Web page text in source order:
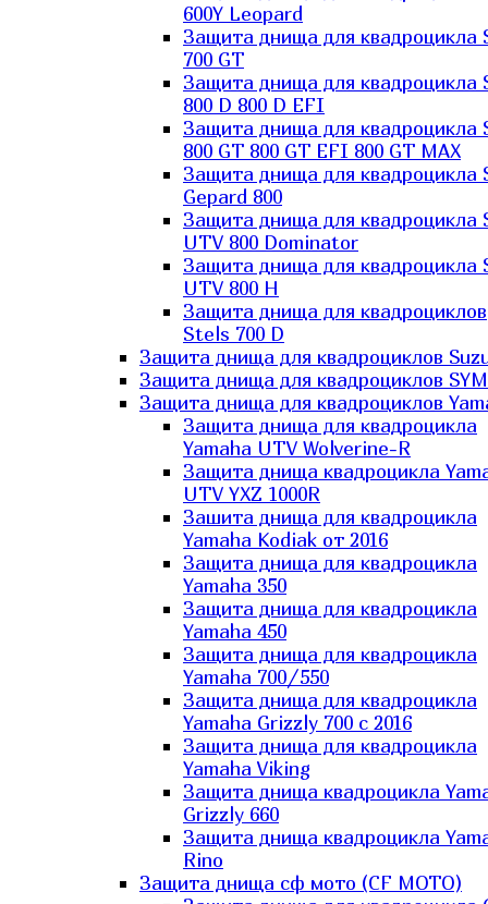
600Y Leopard
Защита днища для квадроцикла
700 GT
Защита днища для квадроцикла
800 D 800 D EFI
Защита днища для квадроцикла
800 GT 800 GT EFI 800 GT MAX
Защита днища для квадроцикла
Gepard 800
Защита днища для квадроцикла
UTV 800 Dominator
Защита днища для квадроцикла
UTV 800 H
Защита днища для квадроциклов
Stels 700 D
Защита днища для квадроциклов
Защита днища для квадроциклов SYM
Защита днища для квадроциклов
Защита днища для квадроцикла
Yamaha UTV Wolverine-R
Защита днища квадроцикла
UTV YXZ 1000R
Зашита днища для квадроцикла
Yamaha Kodiak от 2016
Защита днища для квадроцикла
Yamaha 350
Защита днища для квадроцикла
Yamaha 450
Защита днища для квадроцикла
Yamaha 700/550
Защита днища для квадроцикла
Yamaha Grizzly 700 с 2016
Защита днища для квадроцикла
Yamaha Viking
Защита днища квадроцикла
Grizzly 660
Защита днища квадроцикла
Rino
Защита днища сф мото (CF MOTO)